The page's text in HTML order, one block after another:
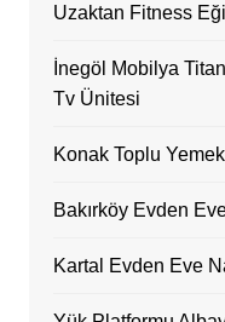
Uzaktan Fitness
İnegöl Mobilya
Tv Ünitesi
Konak Toplu Yemek
Bakırköy Evden
Kartal Evden Eve